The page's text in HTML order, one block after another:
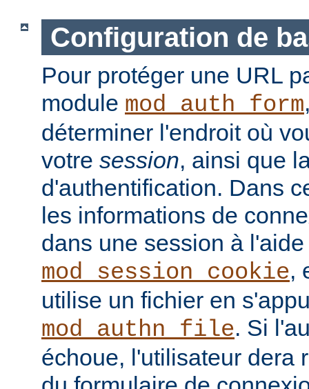
Configuration de
Pour protéger une URL
module mod_auth_form
déterminer l'endroit où
votre session, ainsi que
d'authentification. Dans
les informations de
dans une session à
mod_session_cookie,
utilise un fichier en
mod_authn_file. Si
échoue, l'utilisateur dera